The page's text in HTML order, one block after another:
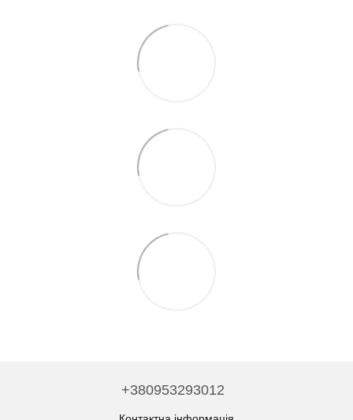
+380953293012